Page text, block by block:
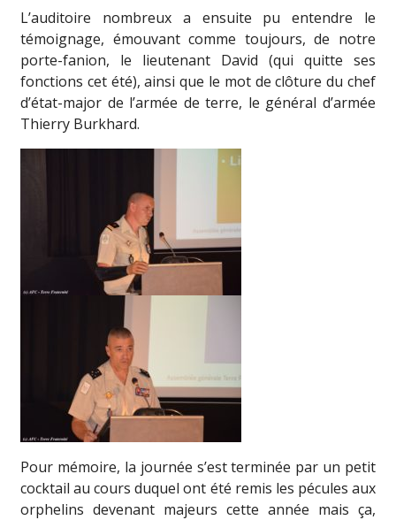
L’auditoire nombreux a ensuite pu entendre le
témoignage, émouvant comme toujours, de notre
porte-fanion, le lieutenant David (qui quitte ses
fonctions cet été), ainsi que le mot de clôture du chef
d’état-major de l’armée de terre, le général d’armée
Thierry Burkhard.
Pour mémoire, la journée s’est terminée par un petit
cocktail au cours duquel ont été remis les pécules aux
orphelins devenant majeurs cette année mais ça,